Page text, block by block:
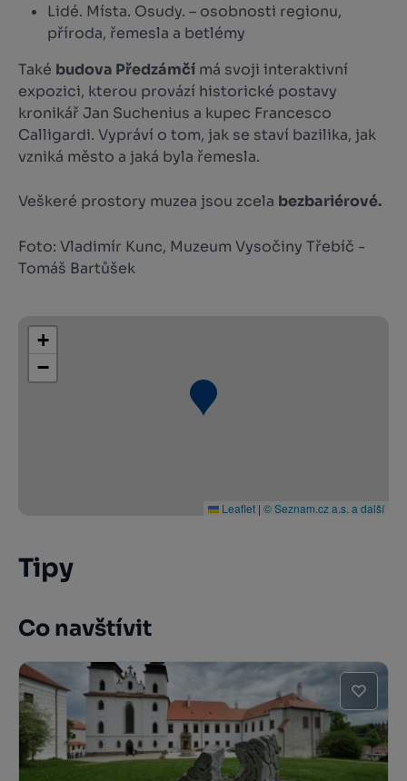
Lidé. Místa. Osudy. – osobnosti regionu,
příroda, řemesla a betlémy
Také budova Předzámčí má svoji interaktivní
expozici, kterou provází historické postavy
kronikář Jan Suchenius a kupec Francesco
Calligardi. Vypráví o tom, jak se staví bazilika, jak
vzniká město a jaká byla řemesla.
Veškeré prostory muzea jsou zcela bezbariérové.
Foto: Vladimír Kunc, Muzeum Vysočiny Třebíč -
Tomáš Bartůšek
+
−
Leaflet | © Seznam.cz a.s. a další
Tipy
Co navštívit